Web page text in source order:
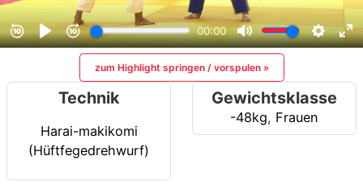
zum Highlight springen / vorspulen »
Technik
Harai-makikomi
(Hüftfegedrehwurf)
Gewichtsklasse
-48kg, Frauen